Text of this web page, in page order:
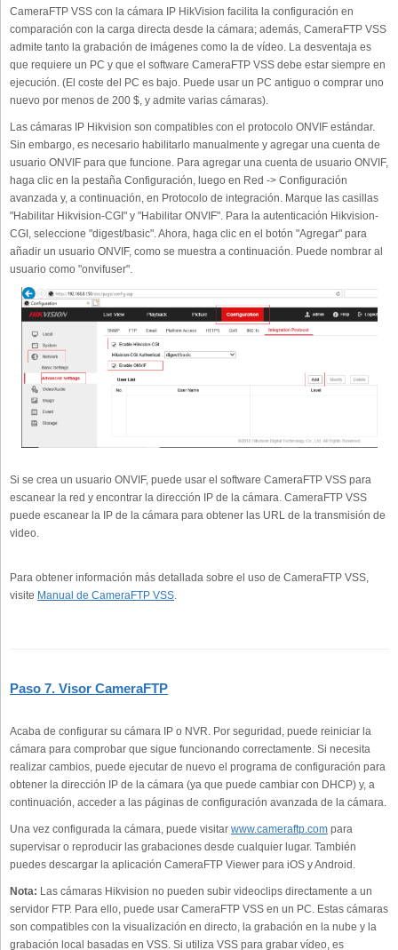
CameraFTP VSS con la cámara IP HikVision facilita la configuración en
comparación con la carga directa desde la cámara; además, CameraFTP VSS
admite tanto la grabación de imágenes como la de vídeo. La desventaja es
que requiere un PC y que el software CameraFTP VSS debe estar siempre en
ejecución. (El coste del PC es bajo. Puede usar un PC antiguo o comprar uno
nuevo por menos de 200 $, y admite varias cámaras).
Las cámaras IP Hikvision son compatibles con el protocolo ONVIF estándar.
Sin embargo, es necesario habilitarlo manualmente y agregar una cuenta de
usuario ONVIF para que funcione. Para agregar una cuenta de usuario ONVIF,
haga clic en la pestaña Configuración, luego en Red -> Configuración
avanzada y, a continuación, en Protocolo de integración. Marque las casillas
"Habilitar Hikvision-CGI" y "Habilitar ONVIF". Para la autenticación Hikvision-
CGI, seleccione "digest/basic". Ahora, haga clic en el botón "Agregar" para
añadir un usuario ONVIF, como se muestra a continuación. Puede nombrar al
usuario como "onvifuser".
Si se crea un usuario ONVIF, puede usar el software CameraFTP VSS para
escanear la red y encontrar la dirección IP de la cámara. CameraFTP VSS
puede escanear la IP de la cámara para obtener las URL de la transmisión de
video.
Para obtener información más detallada sobre el uso de CameraFTP VSS,
visite Manual de CameraFTP VSS.
Paso 7. Visor CameraFTP
Acaba de configurar su cámara IP o NVR. Por seguridad, puede reiniciar la
cámara para comprobar que sigue funcionando correctamente. Si necesita
realizar cambios, puede ejecutar de nuevo el programa de configuración para
obtener la dirección IP de la cámara (ya que puede cambiar con DHCP) y, a
continuación, acceder a las páginas de configuración avanzada de la cámara.
Una vez configurada la cámara, puede visitar www.cameraftp.com para
supervisar o reproducir las grabaciones desde cualquier lugar. También
puedes descargar la aplicación CameraFTP Viewer para iOS y Android.
Nota: Las cámaras Hikvision no pueden subir videoclips directamente a un
servidor FTP. Para ello, puede usar CameraFTP VSS en un PC. Estas cámaras
son compatibles con la visualización en directo, la grabación en la nube y la
grabación local basadas en VSS. Si utiliza VSS para grabar vídeo, es